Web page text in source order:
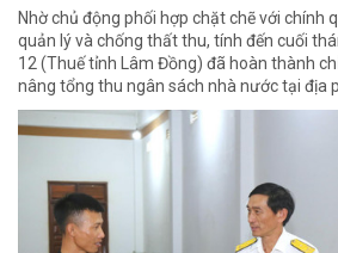
Nhờ chủ động phối hợp chặt chẽ với chính
quản lý và chống thất thu, tính đến cuối
12 (Thuế tỉnh Lâm Đồng) đã hoàn thành
nâng tổng thu ngân sách nhà nước tại địa